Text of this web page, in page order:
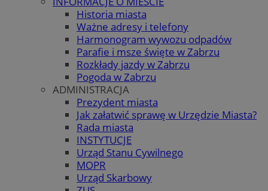
Historia miasta
Ważne adresy i telefony
Harmonogram wywozu odpadów
Parafie i msze święte w Zabrzu
Rozkłady jazdy w Zabrzu
Pogoda w Zabrzu
ADMINISTRACJA
Prezydent miasta
Jak załatwić sprawę w Urzędzie Miasta?
Rada miasta
INSTYTUCJE
Urząd Stanu Cywilnego
MOPR
Urząd Skarbowy